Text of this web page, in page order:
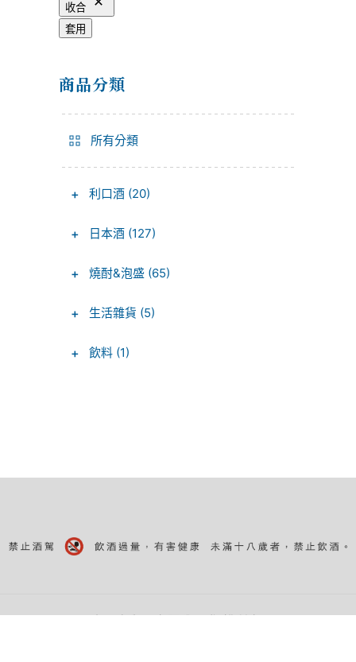
收合
套用
商品分類
所有分類
+ 利口酒 (20)
+ 日本酒 (127)
+ 燒酎&泡盛 (65)
+ 生活雜貨 (5)
+ 飲料 (1)